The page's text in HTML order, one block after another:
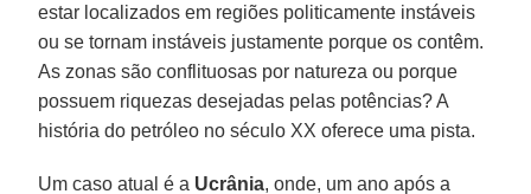
estar localizados em regiões politicamente instáveis
ou se tornam instáveis justamente porque os contêm.
As zonas são conflituosas por natureza ou porque
possuem riquezas desejadas pelas potências? A
história do petróleo no século XX oferece uma pista.
Um caso atual é a Ucrânia, onde, um ano após a